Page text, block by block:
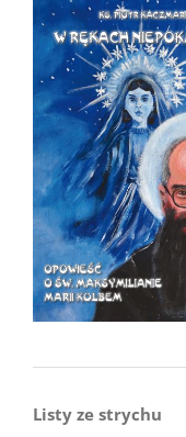
Listy ze strychu